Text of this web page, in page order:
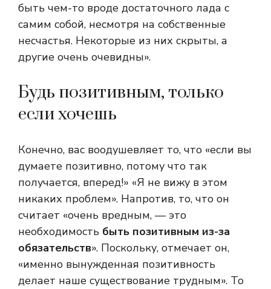
быть чем-то вроде достаточного лада с
самим собой, несмотря на собственные
несчастья. Некоторые из них скрыты, а
другие очень очевидны».
Будь позитивным, только
если хочешь
Конечно, вас воодушевляет то, что «если вы
думаете позитивно, потому что так
получается, вперед!» «Я не вижу в этом
никаких проблем». Напротив, то, что он
считает «очень вредным, — это
необходимость быть позитивным из-за
обязательств». Поскольку, отмечает он,
«именно вынужденная позитивность
делает наше существование трудным». То